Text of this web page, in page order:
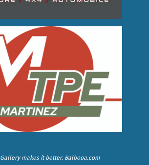
makes it better. Balbooa.com